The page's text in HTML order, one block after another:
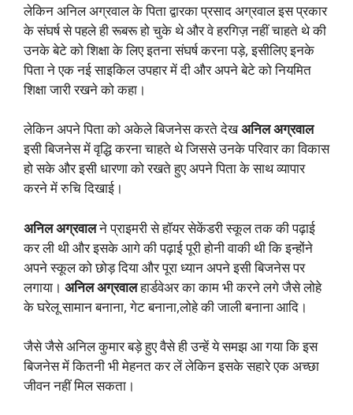
लेकिन अनिल अग्रवाल के पिता द्वारका प्रसाद अग्रवाल इस प्रकार
के संघर्ष से पहले ही रूबरू हो चुके थे और वे हरगिज़ नहीं चाहते थे की
उनके बेटे को शिक्षा के लिए इतना संघर्ष करना पड़े, इसीलिए इनके
पिता ने एक नई साइकिल उपहार में दी और अपने बेटे को नियमित
शिक्षा जारी रखने को कहा।
लेकिन अपने पिता को अकेले बिजनेस करते देखअनिल अग्रवाल
इसी बिजनेस में वृद्धि करना चाहते थे जिससे उनके परिवार का विकास
हो सके और इसी धारणा को रखते हुए अपने पिता के साथ व्यापार
करने में रुचि दिखाई।
अनिल अग्रवालने प्राइमरी से हॉयर सेकेंडरी स्कूल तक की पढ़ाई
कर ली थी और इसके आगे की पढ़ाई पूरी होनी वाकी थी कि इन्होंने
अपने स्कूल को छोड़ दिया और पूरा ध्यान अपने इसी बिजनेस पर
लगाया। अनिल अग्रवालहार्डवेअर का काम भी करने लगे जैसे लोहे
के घरेलू सामान बनाना, गेट बनाना,लोहे की जाली बनाना आदि।
जैसे जैसे अनिल कुमार बड़े हुए वैसे ही उन्हें ये समझ आ गया कि इस
बिजनेस में कितनी भी मेहनत कर लें लेकिन इसके सहारे एक अच्छा
जीवन नहीं मिल सकता।